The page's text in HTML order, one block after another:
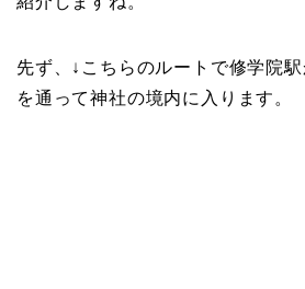
先ず、↓こちらのルートで修学院
を通って神社の境内に入ります。